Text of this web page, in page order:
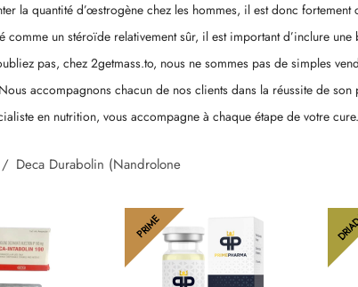
la quantité d’œstrogène chez les hommes, il est donc
un stéroïde relativement sûr, il est important d’inclure
pas, chez 2getmass.to, nous ne sommes pas de simples
Nous accompagnons chacun de nos clients dans la réussite de
en nutrition, vous accompagne à chaque étape de votre
/ Deca Durabolin (Nandrolone
PRIME